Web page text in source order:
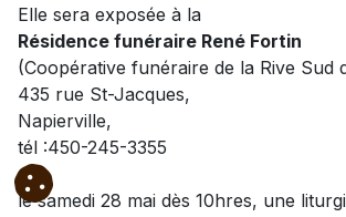
Elle sera exposée à la
Résidence funéraire René Fortin
(Coopérative funéraire de la Rive Sud
435 rue St-Jacques,
Napierville,
tél :450-245-3355
le samedi 28 mai dès 10hres, une